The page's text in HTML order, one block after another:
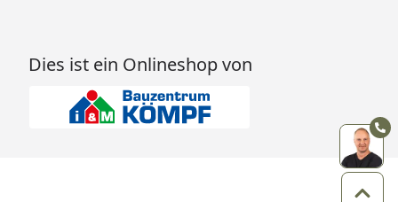
Dies ist ein Onlineshop von